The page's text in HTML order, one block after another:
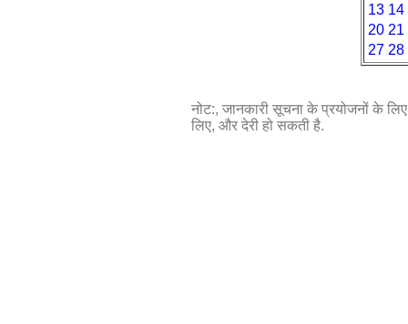
13 14
20 21
27 28
नोट:, जानकारी सूचना के प्रयोजनों के लिए
लिए, और देरी हो सकती है.